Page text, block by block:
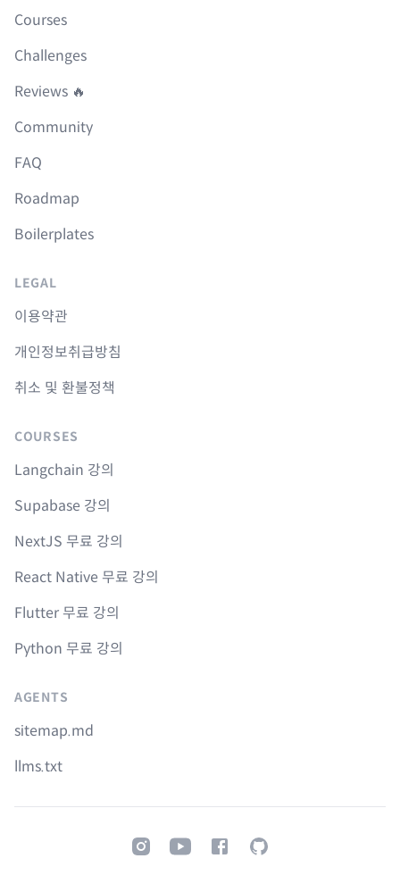
Courses
Challenges
Reviews 🔥
Community
FAQ
Roadmap
Boilerplates
LEGAL
이용약관
개인정보취급방침
취소 및 환불정책
COURSES
Langchain 강의
Supabase 강의
NextJS 무료 강의
React Native 무료 강의
Flutter 무료 강의
Python 무료 강의
AGENTS
sitemap.md
llms.txt
InstagramYoutubeFacebookGitHub